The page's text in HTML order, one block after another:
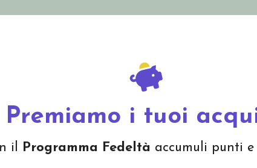
Premiamo i tuoi
il Programma Fedeltà accumuli punti
Offerte
in cotone bio "Take it easy" - col. bianco
T-